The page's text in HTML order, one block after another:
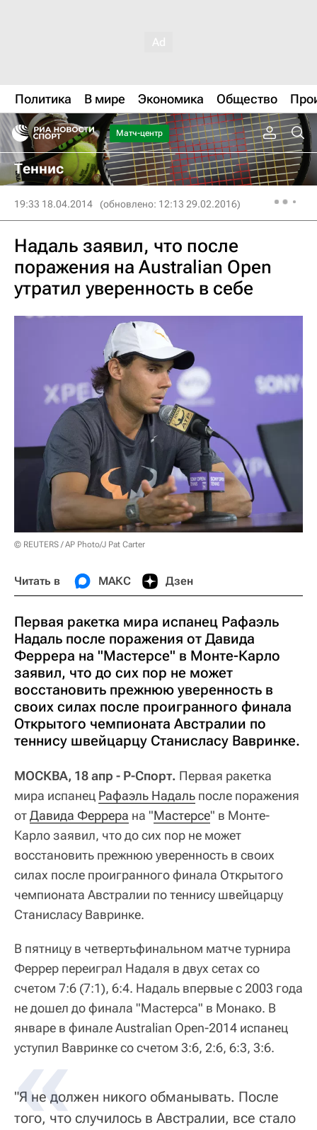
Политика В мире Экономика Общество
Матч-центр
Теннис
19:33 18.04.2014 (обновлено: 12:13 29.02.2016)
Надаль заявил, что после
поражения на Australian Open
утратил уверенность в себе
© REUTERS / AP Photo/J Pat Carter
Читать в МАКС Дзен
Первая ракетка мира испанец Рафаэль
Надаль после поражения от Давида
Феррера на "Мастерсе" в Монте-Карло
заявил, что до сих пор не может
восстановить прежнюю уверенность в
своих силах после проигранного финала
Открытого чемпионата Австралии по
теннису швейцарцу Станисласу Вавринке.
МОСКВА, 18 апр - Р-Спорт. Первая ракетка
мира испанец Рафаэль Надаль после поражения
отДавида Феррера на "Мастерсе" в Монте-
Карло заявил, что до сих пор не может
восстановить прежнюю уверенность в своих
силах после проигранного финала Открытого
чемпионата Австралии по теннису швейцарцу
Станисласу Вавринке.
В пятницу в четвертьфинальном матче турнира
Феррер переиграл Надаля в двух сетах со
счетом 7:6 (7:1), 6:4. Надаль впервые с 2003 года
не дошел до финала "Мастерса" в Монако. В
январе в финале Australian Open-2014 испанец
уступил Вавринке со счетом 3:6, 2:6, 6:3, 3:6.
"Я не должен никого обманывать. После
того, что случилось в Австралии, все стало